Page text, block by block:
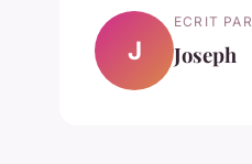
J
ECRIT PAR
Joseph